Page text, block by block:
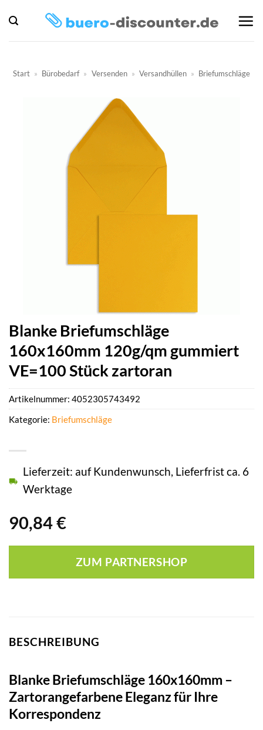
Inhalt
springen
Start » Bürobedarf » Versenden » Versandhüllen » Briefumschläge
Blanke Briefumschläge
160x160mm 120g/qm gummiert
VE=100 Stück zartoran
90,84€
Lieferzeit: auf Kundenwunsch, Lieferfrist ca. 6
Werktage
ZUM PARTNERSHOP
Artikelnummer: 4052305743492
Kategorie: Briefumschläge
BESCHREIBUNG
Blanke Briefumschläge 160x160mm –
Zartorangefarbene Eleganz für Ihre
Korrespondenz